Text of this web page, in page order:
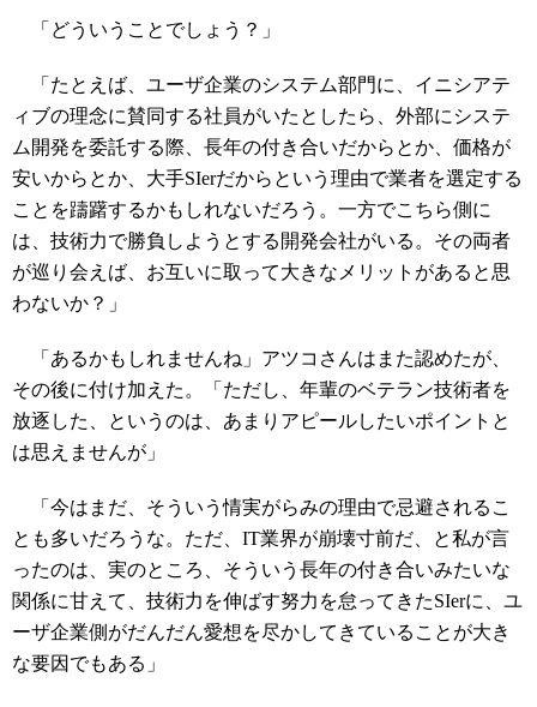
「どういうことでしょう？」
「たとえば、ユーザ企業のシステム部門に、イニシアテ
ィブの理念に賛同する社員がいたとしたら、外部にシステ
ム開発を委託する際、長年の付き合いだからとか、価格が
安いからとか、大手SIerだからという理由で業者を選定する
ことを躊躇するかもしれないだろう。一方でこちら側に
は、技術力で勝負しようとする開発会社がいる。その両者
が巡り会えば、お互いに取って大きなメリットがあると思
わないか？」
「あるかもしれませんね」アツコさんはまた認めたが、
その後に付け加えた。「ただし、年輩のベテラン技術者を
放逐した、というのは、あまりアピールしたいポイントと
は思えませんが」
「今はまだ、そういう情実がらみの理由で忌避されるこ
とも多いだろうな。ただ、IT業界が崩壊寸前だ、と私が言
ったのは、実のところ、そういう長年の付き合いみたいな
関係に甘えて、技術力を伸ばす努力を怠ってきたSIerに、ユ
ーザ企業側がだんだん愛想を尽かしてきていることが大き
な要因でもある」